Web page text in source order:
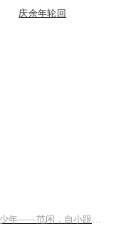
庆余年轮回
在猫腻的小说中，身世神秘的少年——范闲，自小跟随奶奶生活在海边小城澹州，随着一位老师的突然造访，他看似平静的生活开始直面重重的危机与考验。在神秘老师和一位蒙眼守护者的指点下，范闲熟识药性药理，修炼霸道真气并精进武艺，而后接连化解了诸多危...